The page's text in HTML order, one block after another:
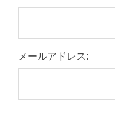
メールアドレス: